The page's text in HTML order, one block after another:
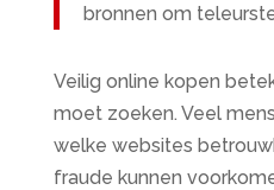
bronnen om
Veilig online kopen
moet zoeken. Veel
welke websites
fraude kunnen